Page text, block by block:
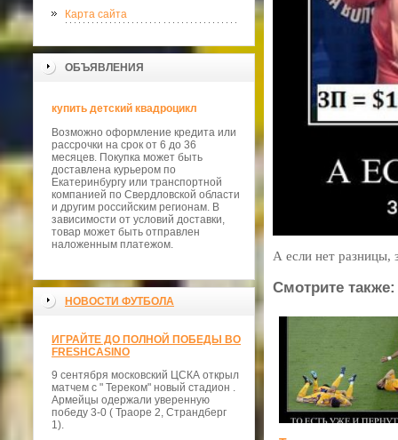
Карта сайта
ОБЪЯВЛЕНИЯ
купить детский квадроцикл
Возможно оформление кредита или
рассрочки на срок от 6 до 36
месяцев. Покупка может быть
доставлена курьером по
Екатеринбургу или транспортной
компанией по Свердловской области
и другим российским регионам. В
зависимости от условий доставки,
товар может быть отправлен
наложенным платежом.
НОВОСТИ ФУТБОЛА
ИГРАЙТЕ ДО ПОЛНОЙ ПОБЕДЫ ВО
FRESHCASINO
9 сентября московский ЦСКА открыл
матчем с " Тереком" новый стадион .
Армейцы одержали уверенную
победу 3-0 ( Траоре 2, Страндберг
1).
А если нет разницы,
Смотрите также: